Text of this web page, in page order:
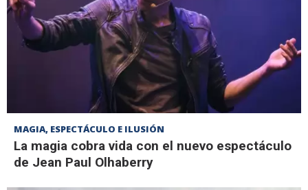
MAGIA, ESPECTÁCULO E ILUSIÓN
La magia cobra vida con el nuevo espectáculo
de Jean Paul Olhaberry